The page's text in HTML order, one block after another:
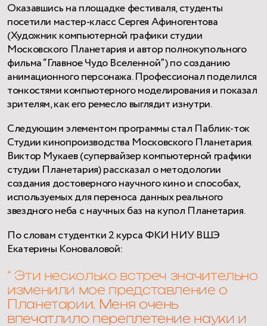
Оказавшись на площадке фестиваля, студенты
посетили мастер-класс Сергея Афиногентова
(Художник компьютерной графики студии
Московского Планетария и автор полнокупольного
фильма “Главное Чудо Вселенной”) по созданию
анимационного персонажа. Профессионал поделился
тонкостями компьютерного моделирования и показал
зрителям, как его ремесло выглядит изнутри.
Следующим элементом программы стал Паблик-ток
Студии кинопроизводства Московского Планетария.
Виктор Мукаев (супервайзер компьютерной графики
студии Планетария) рассказал о методологии
создания достоверного научного кино и способах,
используемых для переноса данных реального
звездного неба с научных баз на купол Планетария.
По словам студентки 2 курса ФКИ НИУ ВШЭ
Екатерины Коноваловой:
“ Эти несколько встреч значительно
изменили мое представление о
Планетарии. Меня очень
впечатлило переплетение науки и